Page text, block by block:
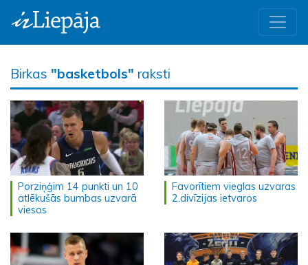
Birkas "basketbols" raksti
Porziņģim 14 punkti un 10
atlēkušās bumbas uzvarā
viesos
Favorītiem vieglas uzvaras
2.divīzijas ietvaros